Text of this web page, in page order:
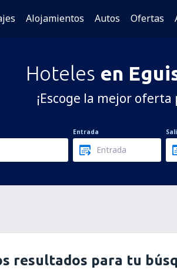
Alojamientos Autos Ofertas
Hoteles en
¡Escoge la mejor
Entrada
resultados para tu